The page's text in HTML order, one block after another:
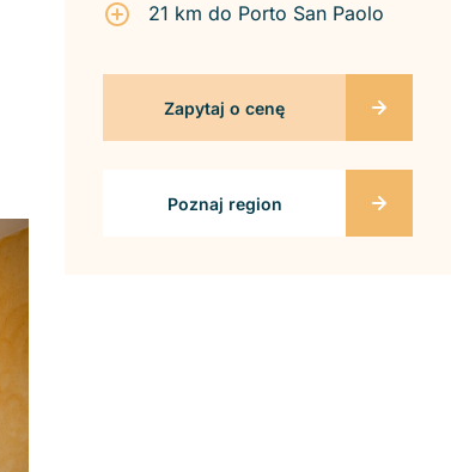
21 km do Porto San Paolo
Zapytaj o cenę
Poznaj region